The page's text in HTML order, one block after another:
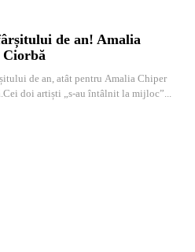
de an! Amalia
Ciorbă
de an, atât pentru Amalia Chiper
doi artiști „s-au întâlnit la mijloc”...